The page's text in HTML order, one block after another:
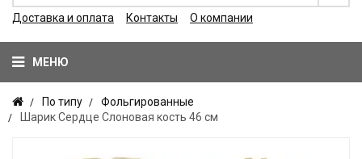
Доставка и оплата Контакты О компании
МЕНЮ
По типу
Фольгированные
Шарик Сердце Слоновая кость 46 см